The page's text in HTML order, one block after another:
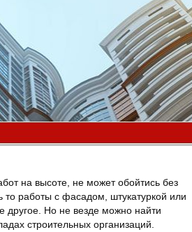
на высоте, не может обойтись без
то работы с фасадом, штукатуркой или
другое. Но не везде можно найти
строительных организаций.